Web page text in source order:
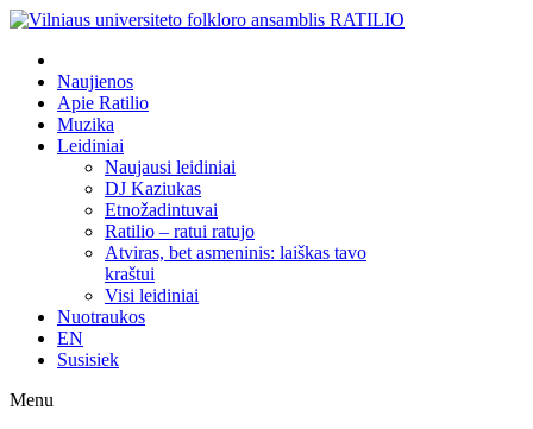
Naujienos
Apie Ratilio
Muzika
Leidiniai
Naujausi leidiniai
DJ Kaziukas
Etnožadintuvai
Ratilio – ratui ratujo
Atviras, bet asmeninis: laiškas tavo
kraštui
Visi leidiniai
Nuotraukos
EN
Susisiek
Menu